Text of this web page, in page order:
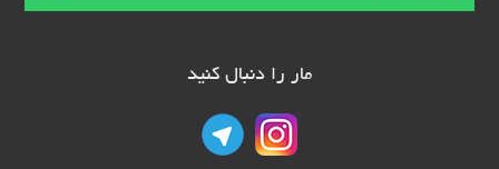
مار را دنبال کنید